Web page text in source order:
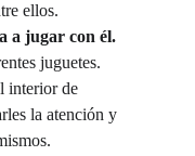
ellos.
a jugar con él.
juguetes.
interior de
la atención y